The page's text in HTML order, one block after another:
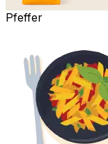
Pfeffer